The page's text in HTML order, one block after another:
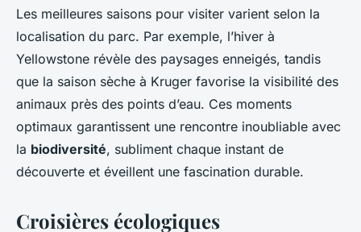
Les meilleures saisons pour visiter varient selon la
localisation du parc. Par exemple, l’hiver à
Yellowstone révèle des paysages enneigés, tandis
que la saison sèche à Kruger favorise la visibilité des
animaux près des points d’eau. Ces moments
optimaux garantissent une rencontre inoubliable avec
la biodiversité, subliment chaque instant de
découverte et éveillent une fascination durable.
Croisières écologiques